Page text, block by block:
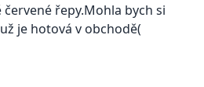
řepy.Mohla bych si
je hotová v obchodě(